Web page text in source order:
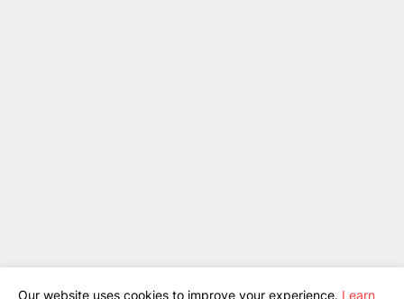
Our website uses cookies to improve your experience. Learn